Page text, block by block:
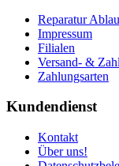
Reparatur
Impressum
Filialen
Versand- &
Zahlungsarten
Kundendienst
Kontakt
Über uns!